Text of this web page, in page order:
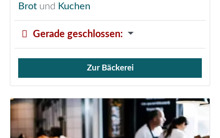
Brot und Kuchen
Gerade geschlossen:
Verkauf von Brötchen,
Zur Bäckerei